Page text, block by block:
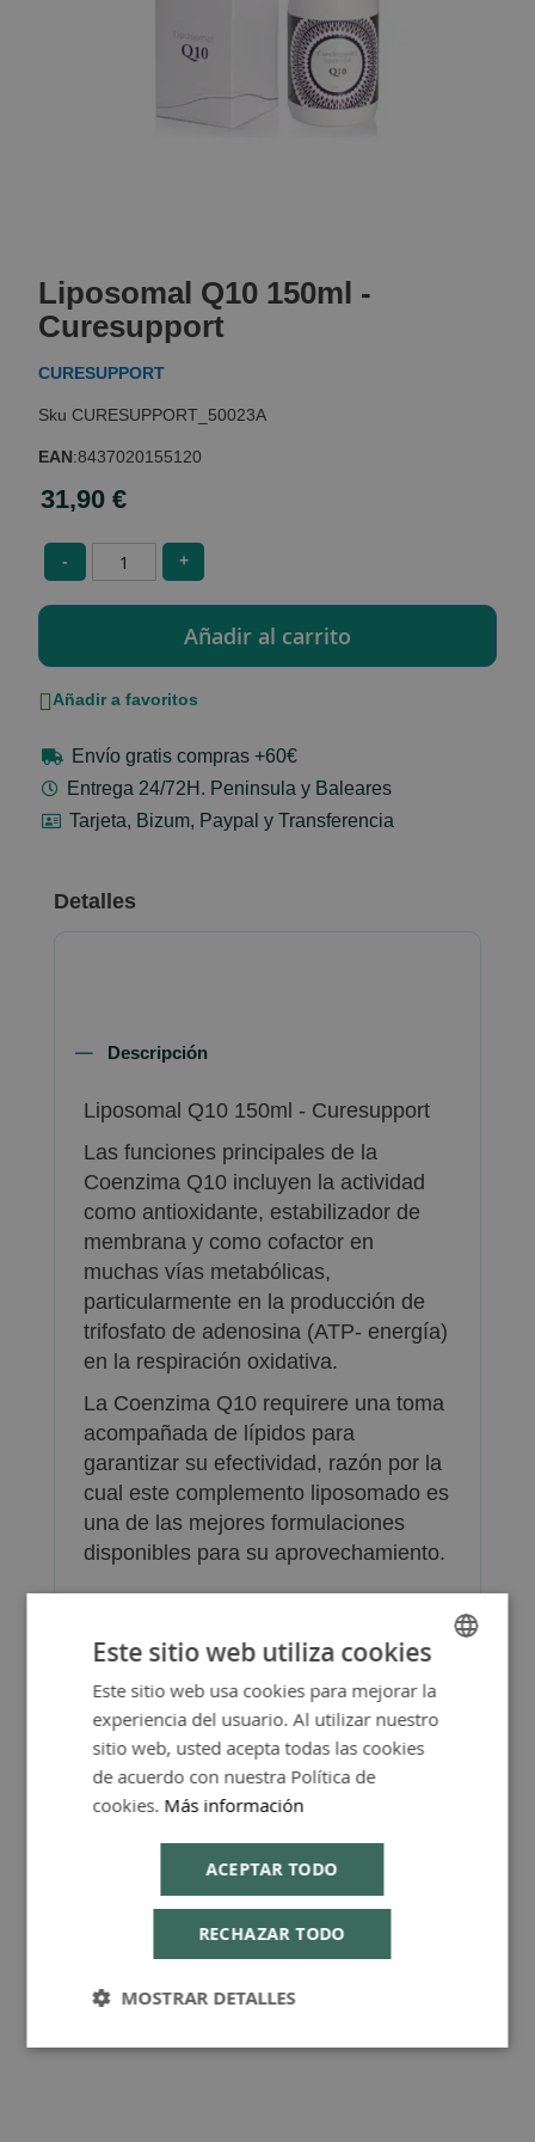
the
beginning
of
the
gallery
Liposomal Q10 150ml -
Curesupport
CURESUPPORT
CURESUPPORT_50023A
EAN:8437020155120
31,90 €
- +
Añadir a favoritos
Envío gratis compras +60€
Entrega 24/72H. Peninsula y Baleares
Tarjeta, Bizum, Paypal y Transferencia
Detalles
Descripción
Liposomal Q10 150ml - Curesupport
Las funciones principales de la
Coenzima Q10 incluyen la actividad
como antioxidante, estabilizador de
membrana y como cofactor en
muchas vías metabólicas,
particularmente en la producción de
trifosfato de adenosina (ATP- energía)
en la respiración oxidativa.
La Coenzima Q10 requirere una toma
acompañada de lípidos para
garantizar su efectividad, razón por la
cual este complemento liposomado es
una de las mejores formulaciones
disponibles para su aprovechamiento.
SPANISH
ENGLISH
Este sitio web utiliza cookies
Este sitio web usa cookies para mejorar la
experiencia del usuario. Al utilizar nuestro
sitio web, usted acepta todas las cookies
de acuerdo con nuestra Política de
cookies. Más información
ACEPTAR TODO
RECHAZAR TODO
MOSTRAR DETALLES